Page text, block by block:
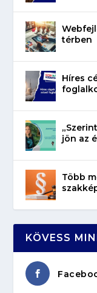
térben
Híres
jön az
Több
KÖVESS